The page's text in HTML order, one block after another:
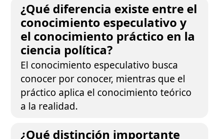
¿Qué diferencia existe entre el
conocimiento especulativo y
el conocimiento práctico en la
ciencia política?
El conocimiento especulativo busca
conocer por conocer, mientras que el
práctico aplica el conocimiento teórico
a la realidad.
¿Qué distinción importante